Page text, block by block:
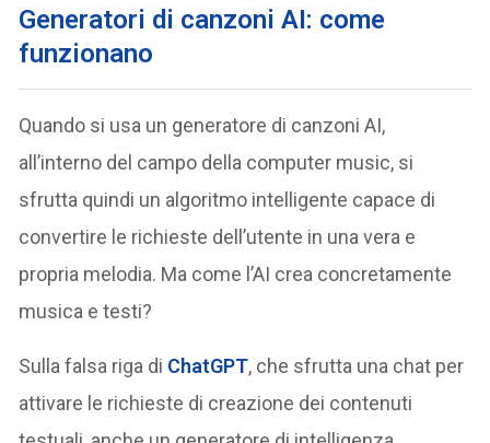
Generatori di canzoni AI: come
funzionano
Quando si usa un generatore di canzoni AI,
all’interno del campo della computer music, si
sfrutta quindi un algoritmo intelligente capace di
convertire le richieste dell’utente in una vera e
propria melodia. Ma come l’AI crea concretamente
musica e testi?
Sulla falsa riga di ChatGPT, che sfrutta una chat per
attivare le richieste di creazione dei contenuti